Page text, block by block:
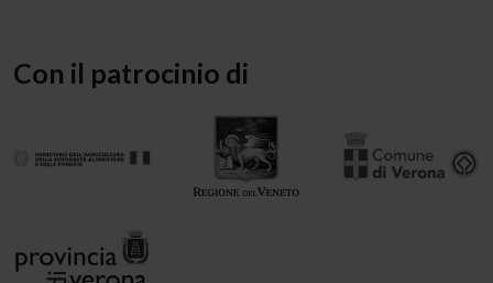
Con il patrocinio di